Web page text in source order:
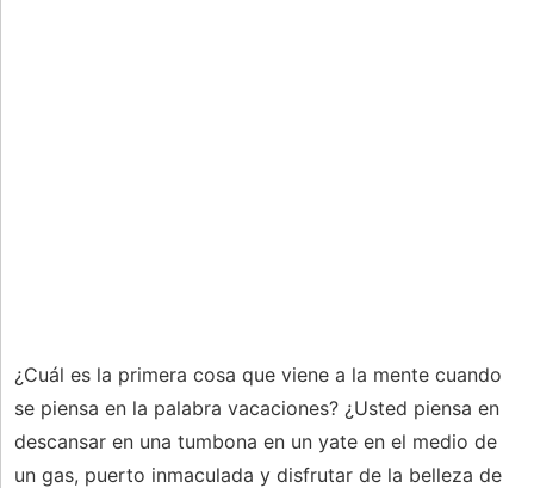
¿Cuál es la primera cosa que viene a la mente cuando
se piensa en la palabra vacaciones? ¿Usted piensa en
descansar en una tumbona en un yate en el medio de
un gas, puerto inmaculada y disfrutar de la belleza de